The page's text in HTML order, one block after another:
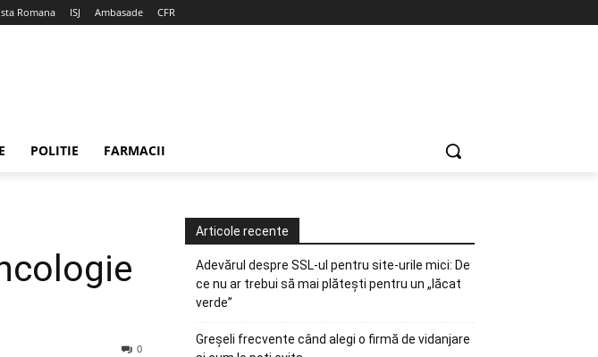
Romana ISJ Ambasade CFR
POLITIE FARMACII
0
Articole recente
Adevărul despre SSL-ul pentru site-urile mici: De
ce nu ar trebui să mai plătești pentru un „lăcat
verde”
Greșeli frecvente când alegi o firmă de vidanjare